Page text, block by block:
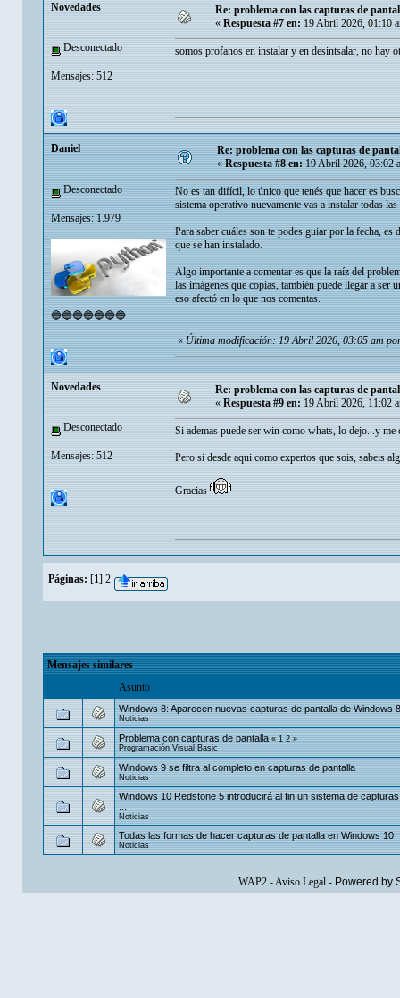
Novedades
Desconectado
Mensajes: 512
Re: problema con las capturas de
« Respuesta #7 en: 19 Abril 2026, 01:10
somos profanos en instalar y en desintsalar, no hay
Danielㅤ
Desconectado
Mensajes: 1.979
🔵🔵🔵🔵🔵🔵🔵
Re: problema con las capturas de
«Respuesta #8 en:19 Abril 2026, 03:02
No es tan difícil, lo único que tenés que hacer es
sistema operativo nuevamente vas a instalar todas
Para saber cuáles son te podes guiar por la fecha,
que se han instalado.
Algo importante a comentar es que la raíz del
las imágenes que copias, también puede llegar a ser
eso afectó en lo que nos comentas.
«Última modificación: 19 Abril 2026, 03:05 am por
Novedades
Desconectado
Mensajes: 512
Re: problema con las capturas de
« Respuesta #9 en: 19 Abril 2026, 11:02
Si ademas puede ser win como whats, lo dejo...y
Pero si desde aqui como expertos que sois, sabeis
Gracias
Páginas: [1] 2
Mensajes similares
Asunto
Windows 8: Aparecen nuevas capturas de pantalla de Windows 8
Noticias
Problema con capturas de pantalla «1 2»
Programación Visual Basic
Windows 9 se filtra al completo en capturas de pantalla
Noticias
Windows 10 Redstone 5 introducirá al fin un sistema de
...
Noticias
Todas las formas de hacer capturas de pantalla en Windows 10
Noticias
WAP2-Aviso Legal- Powered by